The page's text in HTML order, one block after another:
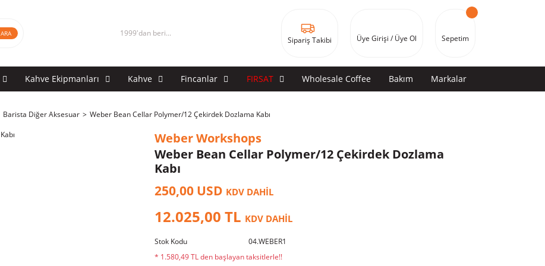
ARA 1999'dan beri...
Sipariş Takibi Üye Girişi / Üye Ol Sepetim
Kahve Ekipmanları Kahve Fincanlar FIRSAT Wholesale Coffee Bakım Markalar
Barista Diğer Aksesuar Weber Bean Cellar Polymer/12 Çekirdek Dozlama Kabı
Weber Workshops
Weber Bean Cellar Polymer/12 Çekirdek Dozlama
Kabı
250,00 USD KDV DAHİL
12.025,00 TL KDV DAHİL
Stok Kodu
04.WEBER1
* 1.580,49 TL den başlayan taksitlerle!!